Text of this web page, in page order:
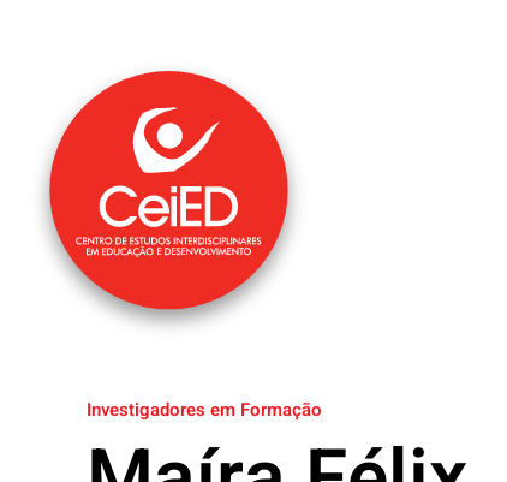
Saltar para o conteúdo principal
Investigadores em Formação